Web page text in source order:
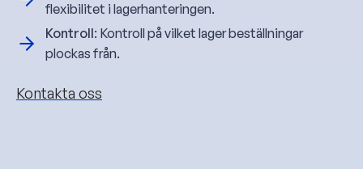
flexibilitet i lagerhanteringen.
Kontroll: Kontroll på vilket lager beställningar
plockas från.
Kontakta oss